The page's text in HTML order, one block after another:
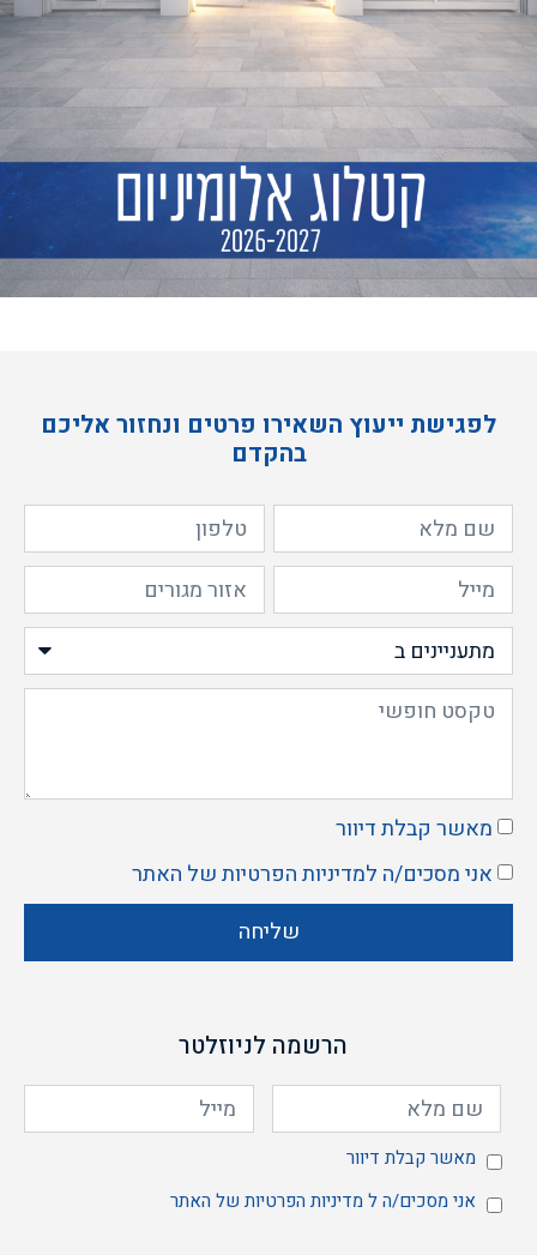
לפגישת ייעוץ השאירו פרטים ונחזור אליכם
בהקדם
מאשר קבלת דיוור
אני מסכים/ה למדיניות הפרטיותשל האתר
שליחה
הרשמה לניוזלטר
מאשר קבלת דיוור
אני מסכים/ה ל מדיניות הפרטיות של האתר